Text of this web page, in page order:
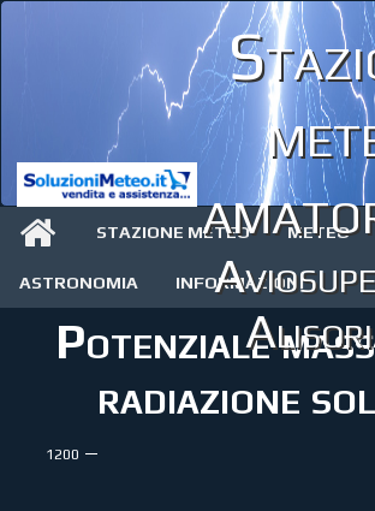
STAZIONE METEO METEO
ASTRONOMIA INFORMAZIONI
Potenziale
radiazione
1200